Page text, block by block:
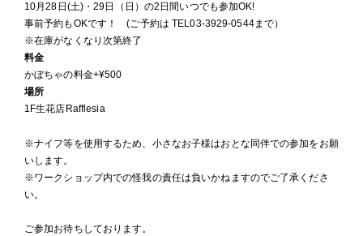
10月28日(土)・29日（日）の2日間いつでも参加OK!
事前予約もOKです！ (ご予約は TEL03-3929-0544まで）
※在庫がなくなり次第終了
料金
かぼちゃの料金+¥500
場所
1F生花店Rafflesia
※ナイフ等を使用するため、小さなお子様はおとな同伴での参加をお願
いします。
※ワークショップ内での怪我の責任は負いかねますのでご了承くださ
い。
ご参加お待ちしております。